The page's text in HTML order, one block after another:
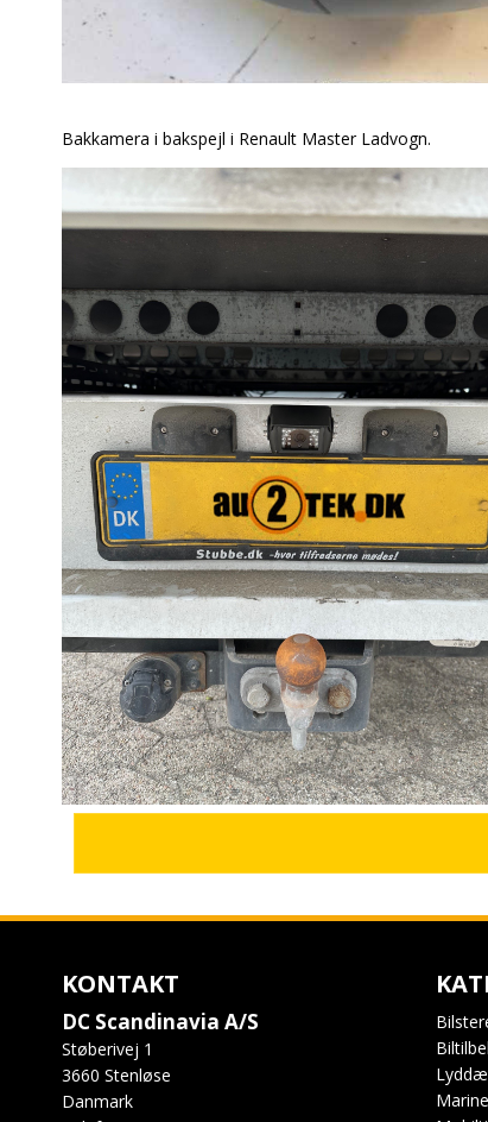
Bakkamera i bakspejl i Renault Master Ladvogn.
KONTAKT
DC Scandinavia A/S
Støberivej 1
3660 Stenløse
Danmark